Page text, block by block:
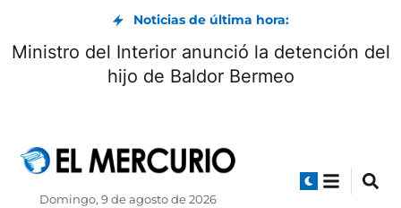
Noticias de última hora:
Ministro del Interior anunció la detención del
hijo de Baldor Bermeo
Domingo, 9 de agosto de 2026